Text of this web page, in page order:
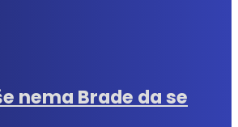
nema Brade da se